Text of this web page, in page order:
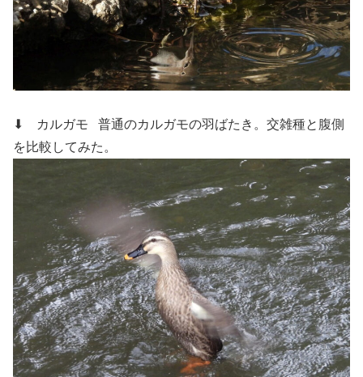
⬇ カルガモ 普通のカルガモの羽ばたき。交雑種と腹側
を比較してみた。